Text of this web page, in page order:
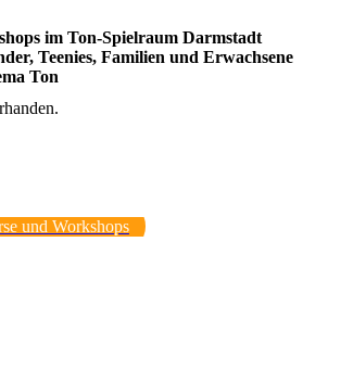
im Ton-Spielraum Darmstadt
Teenies, Familien und Erwachsene
Ton
und Workshops